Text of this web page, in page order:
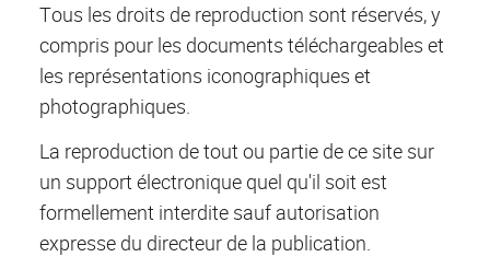
Tous les droits de reproduction sont réservés, y
compris pour les documents téléchargeables et
les représentations iconographiques et
photographiques.
La reproduction de tout ou partie de ce site sur
un support électronique quel qu'il soit est
formellement interdite sauf autorisation
expresse du directeur de la publication.